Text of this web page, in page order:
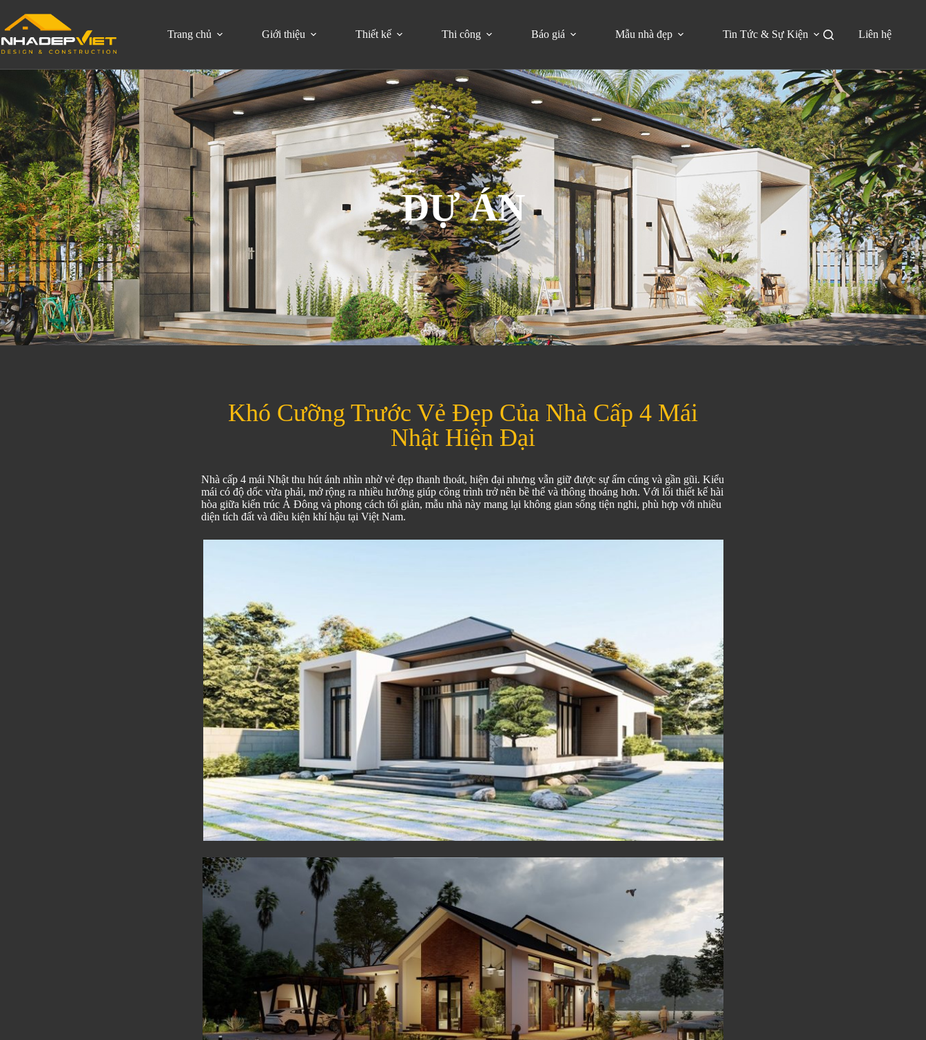
Trang chủ Giới thiệu Thiết kế Thi công Báo giá Mẫu nhà đẹp Tin Tức & Sự Kiện Liên hệ
DỰ ÁN
Khó Cưỡng Trước Vẻ Đẹp Của Nhà Cấp 4 Mái
Nhật Hiện Đại
Nhà cấp 4 mái Nhật thu hút ánh nhìn nhờ vẻ đẹp thanh thoát, hiện đại nhưng vẫn giữ được sự ấm cúng và gần gũi. Kiểu
mái có độ dốc vừa phải, mở rộng ra nhiều hướng giúp công trình trở nên bề thế và thông thoáng hơn. Với lối thiết kế hài
hòa giữa kiến trúc Á Đông và phong cách tối giản, mẫu nhà này mang lại không gian sống tiện nghi, phù hợp với nhiều
diện tích đất và điều kiện khí hậu tại Việt Nam.